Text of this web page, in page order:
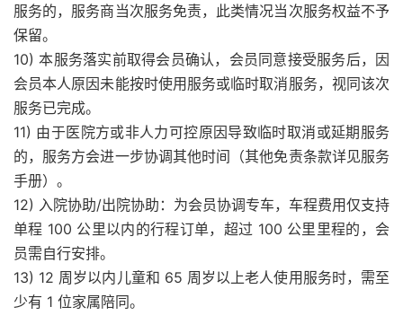
服务的，服务商当次服务免责，此类情况当次服务权益不予
保留。
10) 本服务落实前取得会员确认，会员同意接受服务后，因
会员本人原因未能按时使用服务或临时取消服务，视同该次
服务已完成。
11) 由于医院方或非人力可控原因导致临时取消或延期服务
的，服务方会进一步协调其他时间（其他免责条款详见服务
手册）。
12) 入院协助/出院协助：为会员协调专车，车程费用仅支持
单程 100 公里以内的行程订单，超过 100 公里里程的，会
员需自行安排。
13) 12 周岁以内儿童和 65 周岁以上老人使用服务时，需至
少有 1 位家属陪同。